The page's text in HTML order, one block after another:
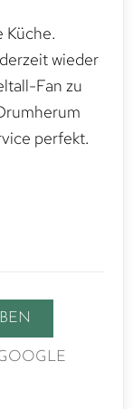
Küche.
wieder
Fan zu
perfekt.